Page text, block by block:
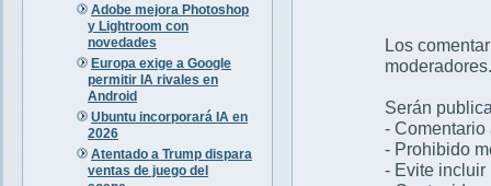
Adobe mejora Photoshop
y Lightroom con
novedades
Europa exige a Google
permitir IA rivales en
Android
Ubuntu incorporará IA en
2026
Atentado a Trump dispara
ventas de juego del
Los
moderadores.
Serán
- Comentario
- Prohibido
- Evite incluir